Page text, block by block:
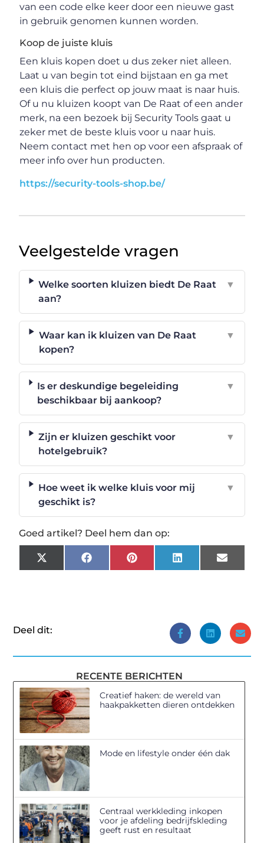
van een code elke keer door een nieuwe gast
in gebruik genomen kunnen worden.
Koop de juiste kluis
Een kluis kopen doet u dus zeker niet alleen.
Laat u van begin tot eind bijstaan en ga met
een kluis die perfect op jouw maat is naar huis.
Of u nu kluizen koopt van De Raat of een ander
merk, na een bezoek bij Security Tools gaat u
zeker met de beste kluis voor u naar huis.
Neem contact met hen op voor een afspraak of
meer info over hun producten.
https://security-tools-shop.be/
Veelgestelde vragen
Welke soorten kluizen biedt De Raat
aan?
▼
Waar kan ik kluizen van De Raat
kopen?
▼
Is er deskundige begeleiding
beschikbaar bij aankoop?
▼
Zijn er kluizen geschikt voor
hotelgebruik?
▼
Hoe weet ik welke kluis voor mij
geschikt is?
▼
Goed artikel? Deel hem dan op:
X
(Twitter)
FacebookPinterestLinkedInEmail
Deel dit:
RECENTE BERICHTEN
Creatief haken: de wereld van
haakpakketten dieren ontdekken
Mode en lifestyle onder één dak
Centraal werkkleding inkopen
voor je afdeling bedrijfskleding
geeft rust en resultaat